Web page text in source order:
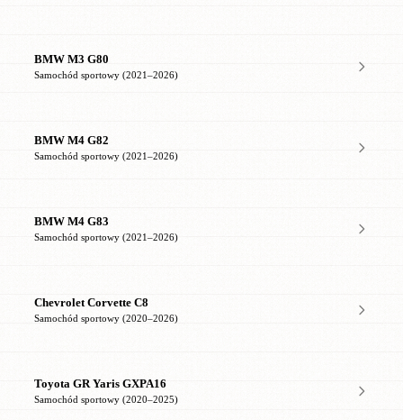
BMW M3 G80
Samochód sportowy (2021–2026)
BMW M4 G82
Samochód sportowy (2021–2026)
BMW M4 G83
Samochód sportowy (2021–2026)
Chevrolet Corvette C8
Samochód sportowy (2020–2026)
Toyota GR Yaris GXPA16
Samochód sportowy (2020–2025)